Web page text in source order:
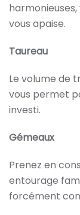
vous apaise.
Taureau
Le volume de
vous permet
investi.
Gémeaux
Prenez en
entourage
forcément